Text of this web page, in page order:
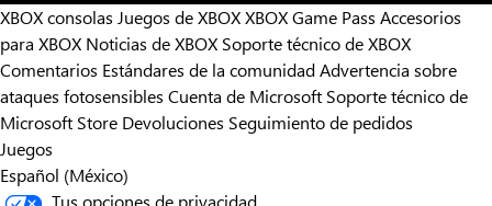
XBOX consolas Juegos de XBOXXBOX Game Pass Accesorios
para XBOX Noticias de XBOX Soporte técnico de XBOX
Comentarios Estándares de la comunidadAdvertencia sobre
ataques fotosensibles Cuenta de Microsoft Soporte técnico de
Microsoft Store Devoluciones Seguimiento de pedidos
Juegos
Español (México)
Tus opciones de privacidad